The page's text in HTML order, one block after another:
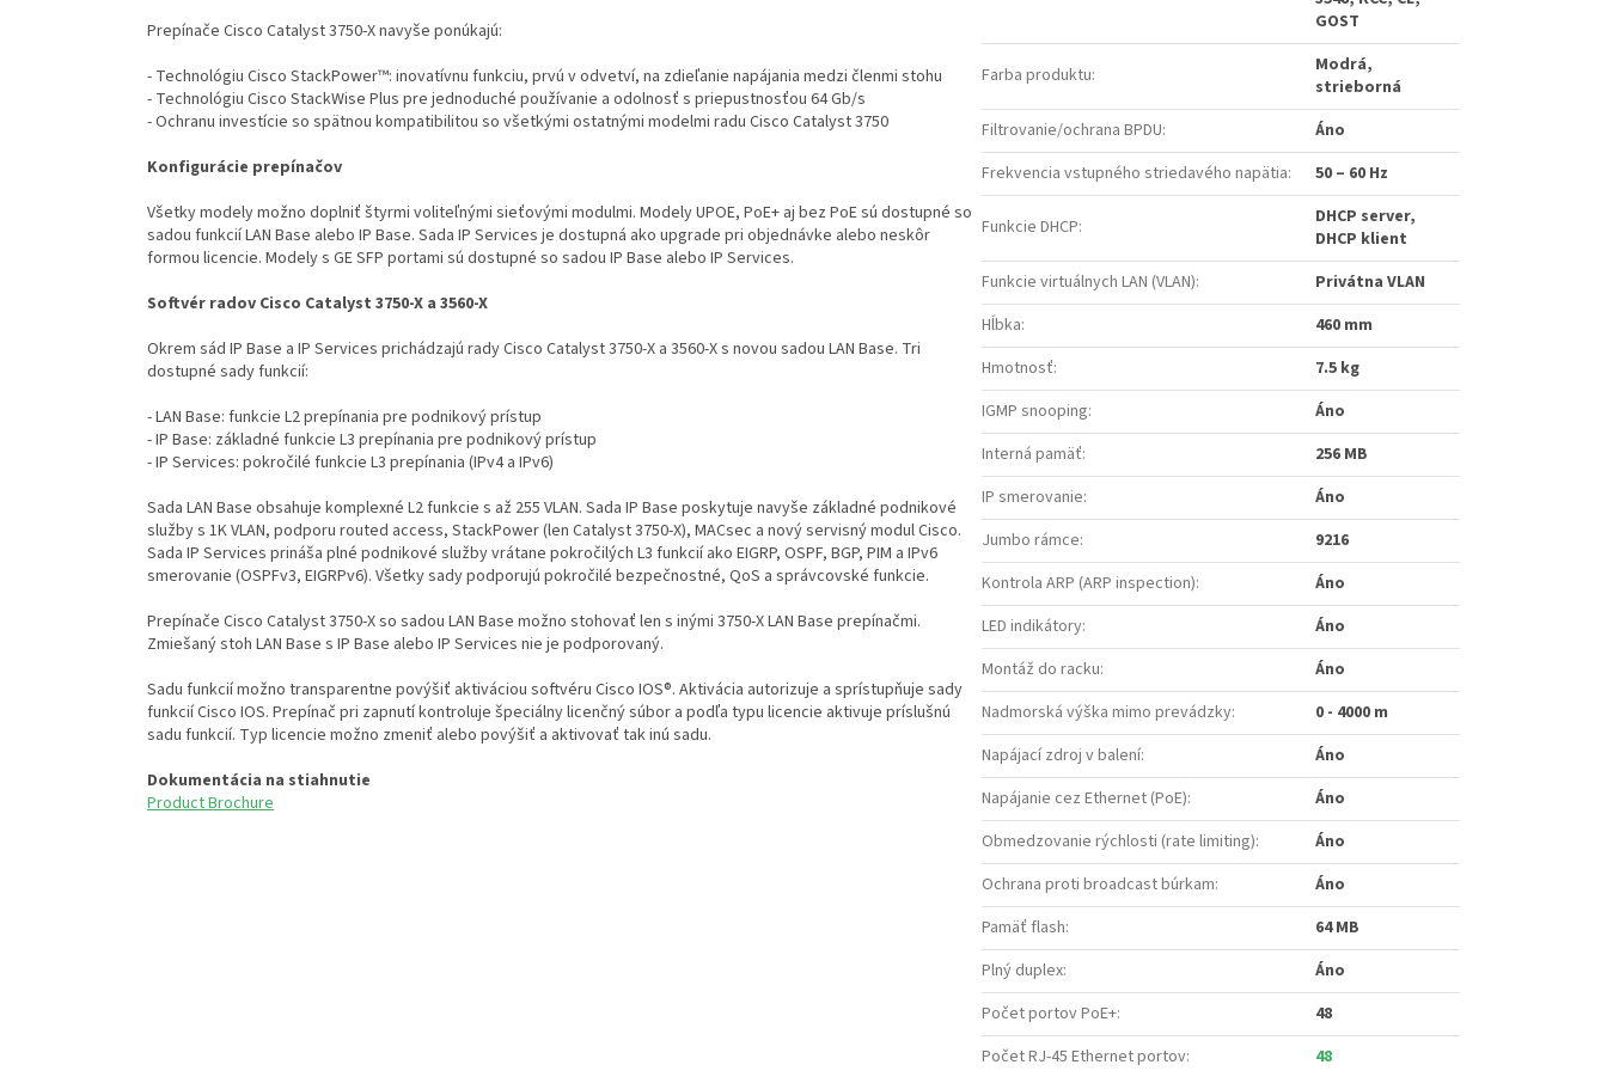
Prepínače Cisco Catalyst 3750-X navyše ponúkajú:
- Technológiu Cisco StackPower™: inovatívnu funkciu, prvú v odvetví, na zdieľanie napájania medzi členmi stohu
- Technológiu Cisco StackWise Plus pre jednoduché používanie a odolnosť s priepustnosťou 64 Gb/s
- Ochranu investície so spätnou kompatibilitou so všetkými ostatnými modelmi radu Cisco Catalyst 3750
Konfigurácie prepínačov
Všetky modely možno doplniť štyrmi voliteľnými sieťovými modulmi. Modely UPOE, PoE+ aj bez PoE sú dostupné so
sadou funkcií LAN Base alebo IP Base. Sada IP Services je dostupná ako upgrade pri objednávke alebo neskôr
formou licencie. Modely s GE SFP portami sú dostupné so sadou IP Base alebo IP Services.
Softvér radov Cisco Catalyst 3750-X a 3560-X
Okrem sád IP Base a IP Services prichádzajú rady Cisco Catalyst 3750-X a 3560-X s novou sadou LAN Base. Tri
dostupné sady funkcií:
- LAN Base: funkcie L2 prepínania pre podnikový prístup
- IP Base: základné funkcie L3 prepínania pre podnikový prístup
- IP Services: pokročilé funkcie L3 prepínania (IPv4 a IPv6)
Sada LAN Base obsahuje komplexné L2 funkcie s až 255 VLAN. Sada IP Base poskytuje navyše základné podnikové
služby s 1K VLAN, podporu routed access, StackPower (len Catalyst 3750-X), MACsec a nový servisný modul Cisco.
Sada IP Services prináša plné podnikové služby vrátane pokročilých L3 funkcií ako EIGRP, OSPF, BGP, PIM a IPv6
smerovanie (OSPFv3, EIGRPv6). Všetky sady podporujú pokročilé bezpečnostné, QoS a správcovské funkcie.
Prepínače Cisco Catalyst 3750-X so sadou LAN Base možno stohovať len s inými 3750-X LAN Base prepínačmi.
Zmiešaný stoh LAN Base s IP Base alebo IP Services nie je podporovaný.
Sadu funkcií možno transparentne povýšiť aktiváciou softvéru Cisco IOS®. Aktivácia autorizuje a sprístupňuje sady
funkcií Cisco IOS. Prepínač pri zapnutí kontroluje špeciálny licenčný súbor a podľa typu licencie aktivuje príslušnú
sadu funkcií. Typ licencie možno zmeniť alebo povýšiť a aktivovať tak inú sadu.
Dokumentácia na stiahnutie
Product Brochure
GOST
Farba produktu:
Modrá,
strieborná
Filtrovanie/ochrana BPDU:
Áno
Frekvencia vstupného striedavého napätia: 50 – 60 Hz
Funkcie DHCP:
DHCP server,
DHCP klient
Funkcie virtuálnych LAN (VLAN):
Privátna VLAN
Hĺbka:
460 mm
Hmotnosť:
7.5 kg
IGMP snooping:
Áno
Interná pamäť:
256 MB
IP smerovanie:
Áno
Jumbo rámce:
9216
Kontrola ARP (ARP inspection):
Áno
LED indikátory:
Áno
Montáž do racku:
Áno
Nadmorská výška mimo prevádzky:
0 - 4000 m
Napájací zdroj v balení:
Áno
Napájanie cez Ethernet (PoE):
Áno
Obmedzovanie rýchlosti (rate limiting):
Áno
Ochrana proti broadcast búrkam:
Áno
Pamäť flash:
64 MB
Plný duplex:
Áno
Počet portov PoE+:
48
Počet RJ-45 Ethernet portov:
48